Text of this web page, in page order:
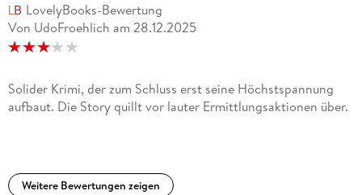
LovelyBooks-Bewertung
Von UdoFroehlich am 28.12.2025
Solider Krimi, der zum Schluss erst seine Höchstspannung
aufbaut. Die Story quillt vor lauter Ermittlungsaktionen über.
Weitere Bewertungen zeigen